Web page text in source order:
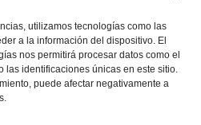
utilizamos tecnologías como las
a la información del dispositivo. El
nos permitirá procesar datos como el
las identificaciones únicas en este sitio.
puede afectar negativamente a